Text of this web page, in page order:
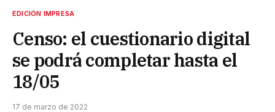
EDICIÓN IMPRESA
Censo: el cuestionario digital
se podrá completar hasta el
18/05
17 de marzo de 2022